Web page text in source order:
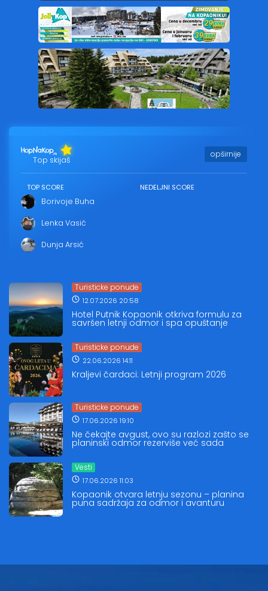
Top skijaš
opširnije
TOP SCORE
Borivoje Buha
Lenka Vasić
Dunja Arsić
NEDELJNI SCORE
Turisticke ponude
12.07.2026 20:58
Hotel Putnik Kopaonik otkriva formulu za
savršen letnji odmor i spa opuštanje
Turisticke ponude
22.06.2026 14:11
Kraljevi čardaci: Letnji program 2026
Turisticke ponude
17.06.2026 19:10
Ne čekajte avgust, ovo su razlozi zašto se
planinski odmor rezerviše već sada
Vesti
17.06.2026 11:03
Kopaonik otvara letnju sezonu – planina
puna sadržaja za odmor i avanturu